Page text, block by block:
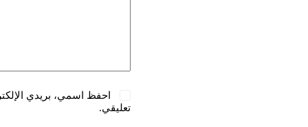
احفظ اسمي، بريدي
تعليقي.